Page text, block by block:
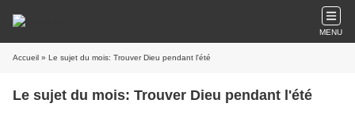
MENU
Accueil » Le sujet du mois: Trouver Dieu pendant l'été
Le sujet du mois: Trouver Dieu pendant l'été